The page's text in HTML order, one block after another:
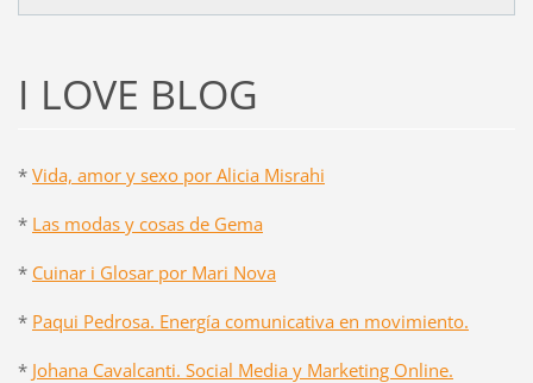
I LOVE BLOG
* Vida, amor y sexo por Alicia Misrahi
* Las modas y cosas de Gema
* Cuinar i Glosar por Mari Nova
* Paqui Pedrosa. Energía comunicativa en movimiento.
* Johana Cavalcanti. Social Media y Marketing Online.